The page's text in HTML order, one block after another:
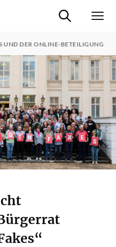
Suche ein-/
UND DER ONLINE-BETEILIGUNG